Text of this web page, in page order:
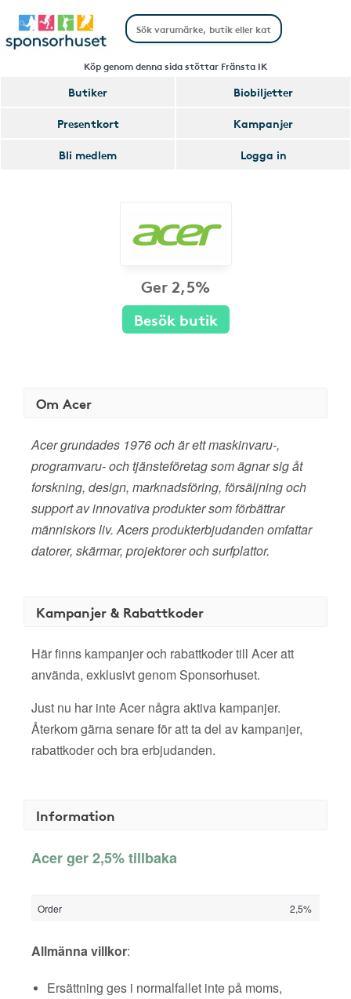
Köp genom denna sida stöttar Fränsta IK
Butiker
Biobiljetter
Presentkort
Kampanjer
Bli medlem
Logga in
Ger 2,5%
Besök butik
Om Acer
Acer grundades 1976 och är ett maskinvaru-,
programvaru- och tjänsteföretag som ägnar sig åt
forskning, design, marknadsföring, försäljning och
support av innovativa produkter som förbättrar
människors liv. Acers produkterbjudanden omfattar
datorer, skärmar, projektorer och surfplattor.
Kampanjer & Rabattkoder
Här finns kampanjer och rabattkoder till Acer att
använda, exklusivt genom Sponsorhuset.
Just nu har inte Acer några aktiva kampanjer.
Återkom gärna senare för att ta del av kampanjer,
rabattkoder och bra erbjudanden.
Information
Acer ger 2,5% tillbaka
Order 2,5%
Allmänna villkor:
Ersättning ges i normalfallet inte på moms,